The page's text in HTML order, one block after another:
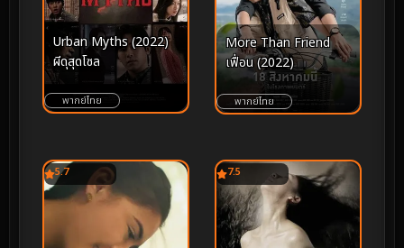
Urban Myths (2022)
ผีดุสุดโซล
พากย์ไทย
More Than Friend
เฟื่อน (2022)
พากย์ไทย
5.7 7.5